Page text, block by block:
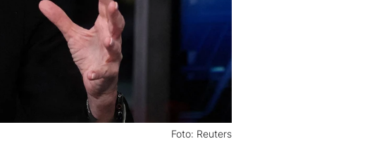
Foto: Reuters